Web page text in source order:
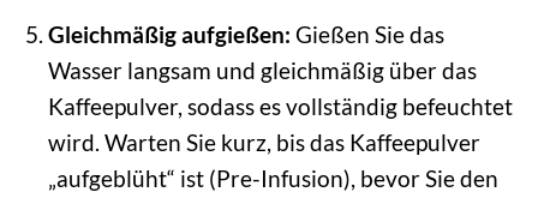
Gleichmäßig aufgießen: Gießen Sie das
Wasser langsam und gleichmäßig über das
Kaffeepulver, sodass es vollständig befeuchtet
wird. Warten Sie kurz, bis das Kaffeepulver
„aufgeblüht“ ist (Pre-Infusion), bevor Sie den